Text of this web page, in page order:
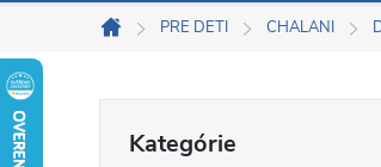
Domov
PRE DETI CHALANI
kategórie
Kategórie